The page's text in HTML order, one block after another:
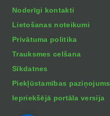
Noderīgi kontakti
Lietošanas noteikumi
Privātuma politika
Trauksmes celšana
Sīkdatnes
Piekļūstamības paziņojums
Iepriekšējā portāla versija